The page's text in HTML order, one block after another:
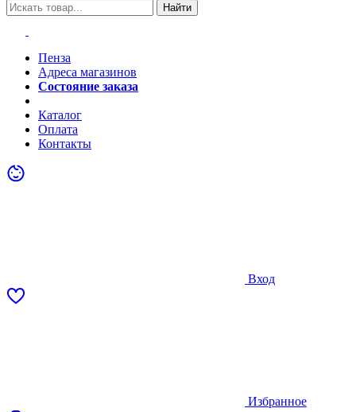
Найти
Пенза
Адреса магазинов
Состояние заказа
Каталог
Оплата
Контакты
Вход
Избранное